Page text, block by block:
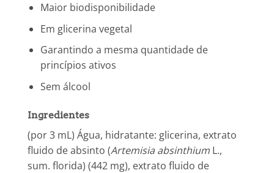
Maior biodisponibilidade
Em glicerina vegetal
Garantindo a mesma quantidade de
princípios ativos
Sem álcool
Ingredientes
(por 3 mL) Água, hidratante: glicerina, extrato
fluido de absinto (Artemisia absinthium L.,
sum. florida) (442 mg), extrato fluido de